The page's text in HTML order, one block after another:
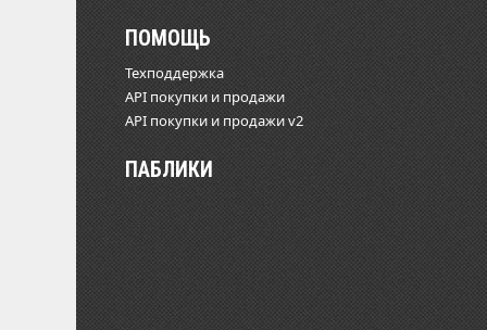
ПОМОЩЬ
Техподдержка
API покупки и продажи
API покупки и продажи v2
ПАБЛИКИ